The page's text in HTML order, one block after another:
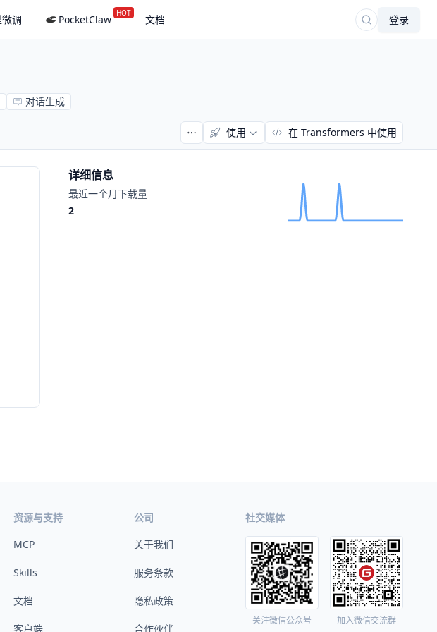
调 PocketClaw HOT 文档 登录
对话生成
使用 在 Transformers 中使用
详细信息
最近一个月下载量
2
资源与支持
MCP
Skills
文档
客户端
公司
关于我们
服务条款
隐私政策
合作伙伴
社交媒体
关注微信公众号 加入微信交流群